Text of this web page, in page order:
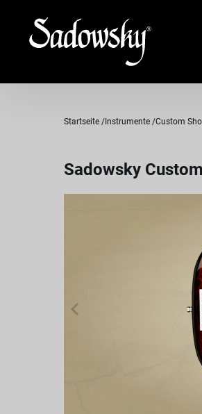
Startseite Instrumente Custom
Sadowsky